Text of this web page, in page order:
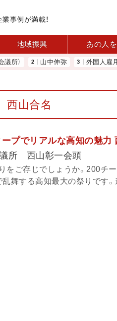
事例が満載！
地域振興 あの人
山中伸弥 外国人雇用状
西山合名
プでリアルな高知の魅力
所 西山彰一会頭
をご存じでしょうか。200チ
乱舞する高知最大の祭りです。